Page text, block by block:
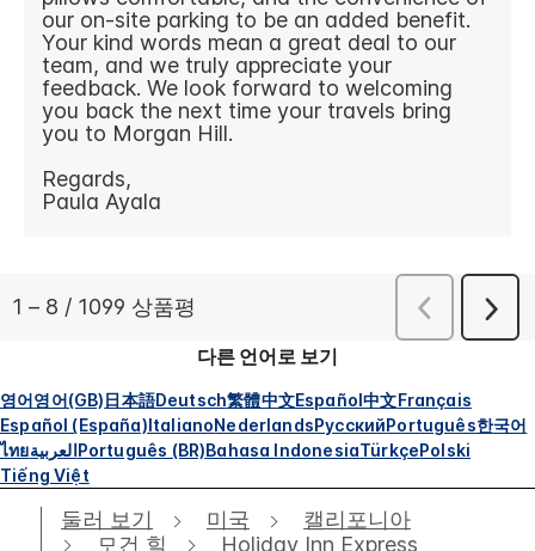
다른 언어로 보기
영어영어(GB)日本語Deutsch繁體中文Español中文Français
Español (España)ItalianoNederlandsРусскийPortuguês한국어
ไทยالعربيةPortuguês (BR)Bahasa IndonesiaTürkçePolski
Tiếng Việt
둘러 보기 미국
캘리포니아
모건 힐
Holiday Inn Express